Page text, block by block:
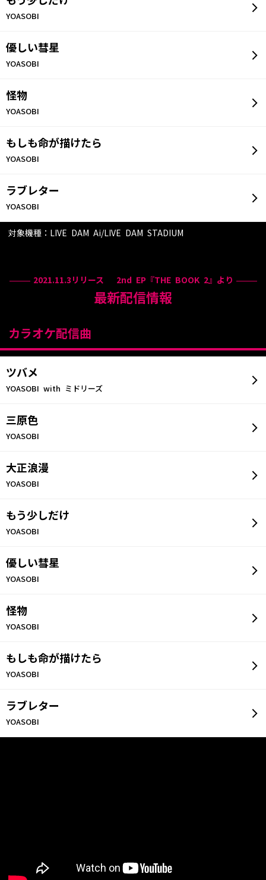
当選の権利は、ご当選者本人のみのものとし、第三者への譲
渡・換金はできません。また、当選賞品の転売は、一切禁止
す。
未成年の方は、必ず親権者の方の同意を得てからのご応募く
不正な行為があると弊社が判断した場合は、応募・当選を無
上、応募がみなされない場合がございますので、ご注意くだ
(1)プロフィール、ユーザー名、自己紹介、画像などを設定し
(2)頻繁にアクション（ツイート、リツイート、返信など）を
行っていないアカウント
(3)Twitterアカウント開設後、メールアドレスが本人のもの
(4)アカウント開設直後で、上記に当てはまるアカウント
メンション、ダイレクトメッセージが送信できない場合、本
次のいずれかの場合、応募を無効とさせて頂きます。
(3)キャンペーン期間中、TwitterアカウントIDを変更された
(4)複数のTwitterアカウントで応募された場合
【個人情報について】
個人情報とは、本キャンペーンにおいて、弊社が取得する応
人情報を賞品の発送等、本キャンペーンの実施のためだけに
とはありません。応募者の個人情報を、法令等により開示を
託先以外の第三者に開示、提供することはありません。応募
者の個人情報は、弊社のプライバシーポリシーに従って適切
に取り扱います。
【免責事項】
本キャンペーンについてのツイートを含むお客様自身による
は、弊社では責任を負いません。また、Twitterおよび関連す
るアプリケーションの動作環境により発生する本キャンペー
ンの中断または中止によって生じるいかなる損害について
びサーバーへの不正アクセスなど弊社の支配が及ばない事態
およびそれに関連して生じた応募者の損害等について、弊社
合を除き、弊社は一切の責任を負わないものとします。
本キャンペーンへの応募に関し、応募者と第三者との間に紛
争が生じた場合、応募者は自らの責任と費用負担によりその
紛争を解決し、弊社に一切損害を与えないものとします。
平日10-17時対応（土日祝日除く）
(質問へのお返事は原則1日～2日以内にご連絡させていただき
YOASOBI
優しい彗星
YOASOBI
怪物
YOASOBI
もしも命が描けたら
YOASOBI
ラブレター
YOASOBI
対象機種：LIVE DAM Ai/LIVE DAM STADIUM
2021.11.3リリース 2nd EP『THE BOOK 2』より
最新配信情報
カラオケ配信曲
ツバメ
YOASOBI with ミドリーズ
三原色
YOASOBI
大正浪漫
YOASOBI
もう少しだけ
YOASOBI
優しい彗星
YOASOBI
怪物
YOASOBI
もしも命が描けたら
YOASOBI
ラブレター
YOASOBI